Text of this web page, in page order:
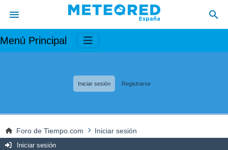
Menú Principal
Iniciar sesión Registrarse
Foro de Tiempo.com Iniciar sesión
Iniciar sesión